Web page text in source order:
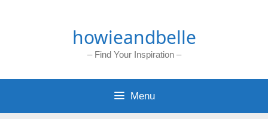
howieandbelle
– Find Your Inspiration –
Menu